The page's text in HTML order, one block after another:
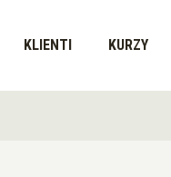
KLIENTI KURZY